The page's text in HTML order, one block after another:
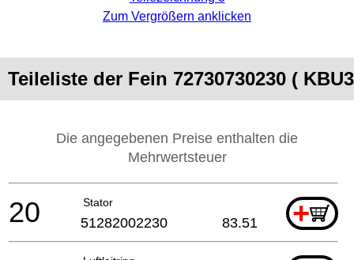
Zum Vergrößern anklicken
Teileliste der Fein 72730730230 (
Die angegebenen Preise enthalten die
Mehrwertsteuer
Stator +
20 51282002230 83.51